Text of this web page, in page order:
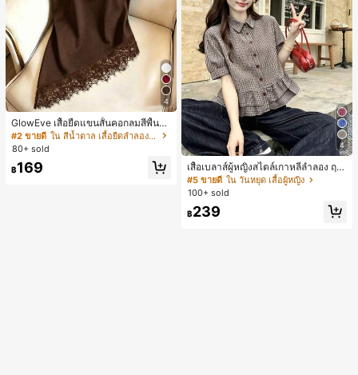
4
GlowEve เสื้อยืดแขนสั้นคอกลมสีพื้นลำ
ลองอเนกประสงค์สำหรับผู้หญิง
#2 ขายดี
ใน สีน้ำตาล เสื้อยืดลำลองพื้นฐาน
80+ sold
฿169
4
เสื้อเบลาส์ผู้หญิงสไตล์เกาหลีลำลอง ฤดู
ใบไม้ผลิ/ฤดูร้อนใหม่ ชายระบาย ชิคแล
ะหรูหรา
#5 ขายดี ใน วันหยุด เสื้อผู้หญิง
100+ sold
฿239